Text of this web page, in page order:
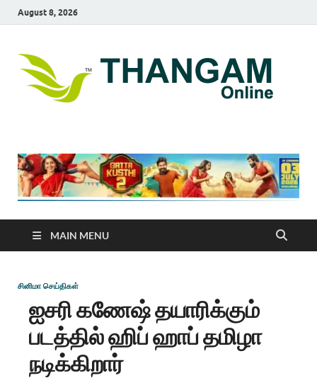
August 8, 2026
MAIN MENU
சினிமா செய்திகள்
ஐசரி கணேஷ் தயாரிக்கும்
படத்தில் ஹிப் ஹாப் தமிழா
நடிக்கிறார்